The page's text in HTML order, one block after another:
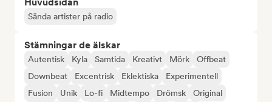
Sända artister på radio
Stämningar de älskar
Autentisk Kyla Samtida Kreativt Mörk
Offbeat
Downbeat
Excentrisk Eklektiska
Experimentell
Fusion
Unik Lo-fi Midtempo Drömsk
Original